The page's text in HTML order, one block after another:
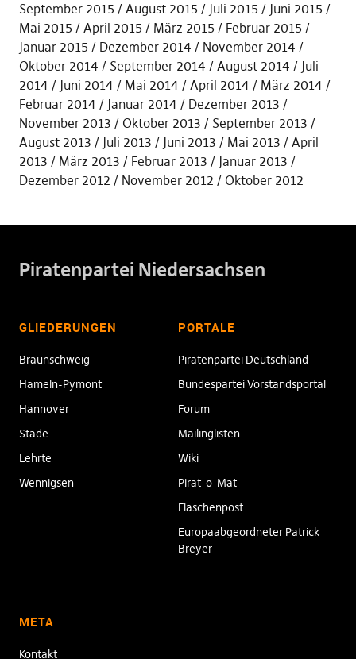
September 2015
August 2015 Juli 2015
Juni 2015
Mai 2015
April 2015 März 2015
Februar 2015
Januar 2015
Dezember 2014
November 2014
Oktober 2014
September 2014 August 2014
Juli
2014
Juni 2014 Mai 2014 April 2014
März 2014
Februar 2014
Januar 2014
Dezember 2013
November 2013
Oktober 2013
September 2013
August 2013
Juli 2013 Juni 2013 Mai 2013
April
2013
März 2013 Februar 2013
Januar 2013
Dezember 2012
November 2012 Oktober 2012
Piratenpartei Niedersachsen
GLIEDERUNGEN
Braunschweig
Hameln-Pymont
Hannover
Stade
Lehrte
Wennigsen
PORTALE
Piratenpartei Deutschland
Bundespartei Vorstandsportal
Forum
Mailinglisten
Wiki
Pirat-o-Mat
Flaschenpost
Europaabgeordneter Patrick
Breyer
META
Kontakt